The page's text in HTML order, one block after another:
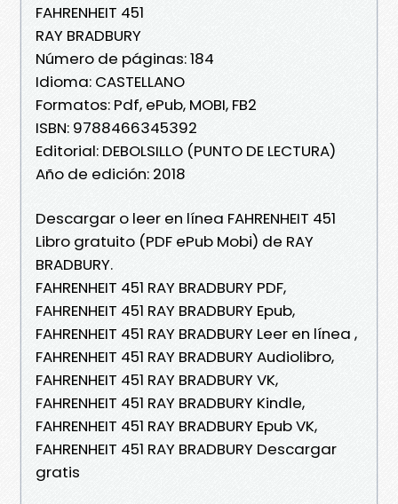
FAHRENHEIT 451
RAY BRADBURY
Número de páginas: 184
Idioma: CASTELLANO
Formatos: Pdf, ePub, MOBI, FB2
ISBN: 9788466345392
Editorial: DEBOLSILLO (PUNTO DE LECTURA)
Año de edición: 2018
Descargar o leer en línea FAHRENHEIT 451
Libro gratuito (PDF ePub Mobi) de RAY
BRADBURY.
FAHRENHEIT 451 RAY BRADBURY PDF,
FAHRENHEIT 451 RAY BRADBURY Epub,
FAHRENHEIT 451 RAY BRADBURY Leer en línea ,
FAHRENHEIT 451 RAY BRADBURY Audiolibro,
FAHRENHEIT 451 RAY BRADBURY VK,
FAHRENHEIT 451 RAY BRADBURY Kindle,
FAHRENHEIT 451 RAY BRADBURY Epub VK,
FAHRENHEIT 451 RAY BRADBURY Descargar
gratis